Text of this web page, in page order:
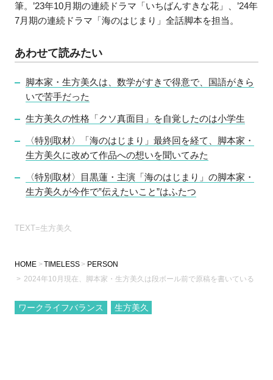
筆。’23年10月期の連続ドラマ「いちばんすきな花」、’24年
7月期の連続ドラマ「海のはじまり」全話脚本を担当。
あわせて読みたい
脚本家・生方美久は、数学がすきで得意で、国語がきら
いで苦手だった
生方美久の性格「クソ真面目」を自覚したのは小学生
〈特別取材〉「海のはじまり」最終回を経て、脚本家・
生方美久に改めて作品への想いを聞いてみた
〈特別取材〉目黒蓮・主演「海のはじまり」の脚本家・
生方美久が今作で‟伝えたいこと”はふたつ
TEXT=生方美久
HOME TIMELESS
PERSON
2024年10月現在、脚本家・生方美久は段ボール前で原稿を書いている
ワークライフバランス 生方美久